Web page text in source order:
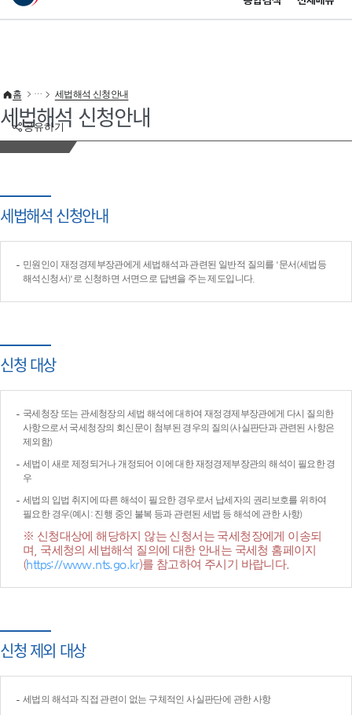
이 누리집은 대한민국 공식 전자정부 누리집입니다.
공유하기
홈 세법해석 신청안내
세법해석 신청안내
세법해석 신청안내
민원인이 재정경제부장관에게 세법해석과 관련된 일반적 질의를 '문서(세법등
해석신청서)'로 신청하면 서면으로 답변을 주는 제도입니다.
신청 대상
국세청장 또는 관세청장의 세법 해석에 대하여 재정경제부장관에게 다시 질의한
사항으로서 국세청장의 회신문이 첨부된 경우의 질의(사실판단과 관련된 사항은
제외함)
세법이 새로 제정되거나 개정되어 이에 대한 재정경제부장관의 해석이 필요한 경
우
세법의 입법 취지에 따른 해석이 필요한 경우로서 납세자의 권리보호를 위하여
필요한 경우(예시: 진행 중인 불복 등과 관련된 세법 등 해석에 관한 사항)
※ 신청대상에 해당하지 않는 신청서는 국세청장에게 이송되
며, 국세청의 세법해석 질의에 대한 안내는 국세청 홈페이지
(https://www.nts.go.kr)를 참고하여 주시기 바랍니다.
신청 제외 대상
세법의 해석과 직접 관련이 없는 구체적인 사실판단에 관한 사항